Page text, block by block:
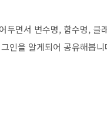
두면서 변수명, 함수명,
인을 알게되어 공유해봅니